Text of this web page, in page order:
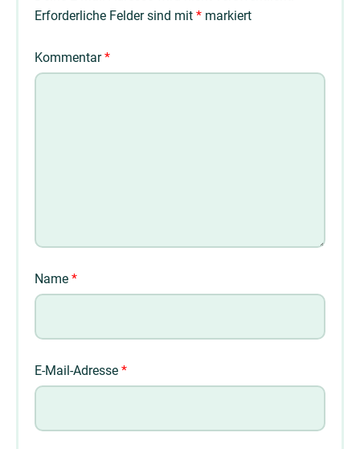
Erforderliche Felder sind mit * markiert
Kommentar*
Name *
E-Mail-Adresse *